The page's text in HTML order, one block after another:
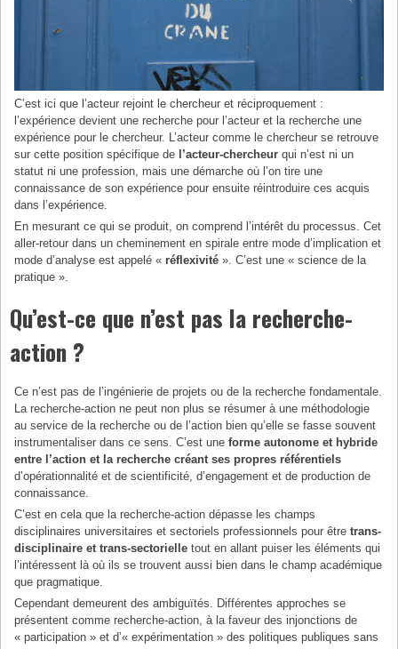
C’est ici que l’acteur rejoint le chercheur et réciproquement :
l’expérience devient une recherche pour l’acteur et la recherche une
expérience pour le chercheur. L’acteur comme le chercheur se retrouve
sur cette position spécifique de l’acteur-chercheur qui n’est ni un
statut ni une profession, mais une démarche où l’on tire une
connaissance de son expérience pour ensuite réintroduire ces acquis
dans l’expérience.
En mesurant ce qui se produit, on comprend l’intérêt du processus. Cet
aller-retour dans un cheminement en spirale entre mode d’implication et
mode d’analyse est appelé « réflexivité ». C’est une « science de la
pratique ».
Qu’est-ce que n’est pas la recherche-
action ?
Ce n’est pas de l’ingénierie de projets ou de la recherche fondamentale.
La recherche-action ne peut non plus se résumer à une méthodologie
au service de la recherche ou de l’action bien qu’elle se fasse souvent
instrumentaliser dans ce sens. C’est uneforme autonome et hybride
entre l’action et la recherche créant ses propres référentiels
d’opérationnalité et de scientificité, d’engagement et de production de
connaissance.
C’est en cela que la recherche-action dépasse les champs
disciplinaires universitaires et sectoriels professionnels pour êtretrans-
disciplinaire et trans-sectorielletout en allant puiser les éléments qui
l’intéressent là où ils se trouvent aussi bien dans le champ académique
que pragmatique.
Cependant demeurent des ambiguïtés. Différentes approches se
présentent comme recherche-action, à la faveur des injonctions de
« participation » et d’« expérimentation » des politiques publiques sans